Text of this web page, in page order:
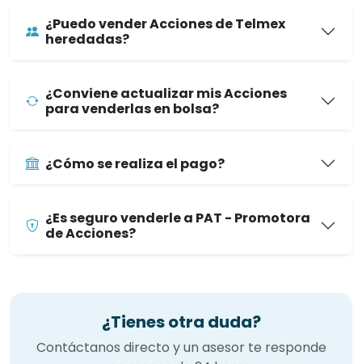
¿Puedo vender Acciones de Telmex
heredadas?
¿Conviene actualizar mis Acciones
para venderlas en bolsa?
¿Cómo se realiza el pago?
¿Es seguro venderle a PAT - Promotora
de Acciones?
¿Tienes otra duda?
Contáctanos directo y un asesor te responde